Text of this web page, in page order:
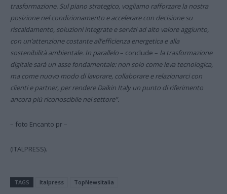
trasformazione. Sul piano strategico, vogliamo rafforzare la nostra
posizione nel condizionamento e accelerare con decisione su
riscaldamento, soluzioni integrate e servizi ad alto valore aggiunto,
con un’attenzione costante all’efficienza energetica e alla
sostenibilità ambientale. In parallelo– conclude – la trasformazione
digitale sarà un asse fondamentale: non solo come leva tecnologica,
ma come nuovo modo di lavorare, collaborare e relazionarci con
clienti e partner, per rendere Daikin Italy un punto di riferimento
ancora più riconoscibile nel settore”.
– foto Encanto pr –
(ITALPRESS).
TAGS Italpress TopNewsItalia